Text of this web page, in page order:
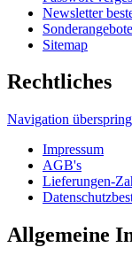
Impressum
AGB's
Lieferungen-
Allgemeine
Navigation
Wir über uns
Tragetaschen
Tragetaschen
HDPE,
Unser